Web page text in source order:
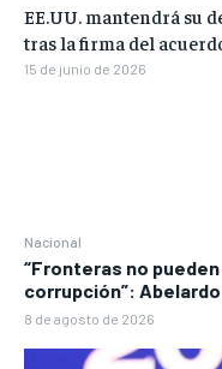
Nacional
“Fronteras no
corrupción”:
8 de agosto de 2026
EE.UU. mantendrá su
tras la firma del
15 de junio de 2026